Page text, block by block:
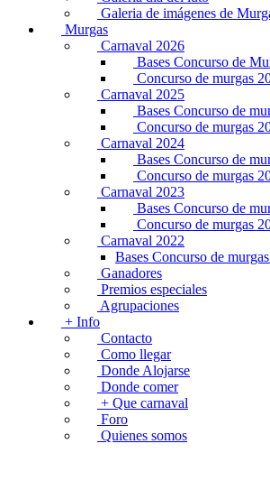
Galeria de imágenes de
Murgas
Carnaval 2026
Bases Concurso de
Concurso de murgas
Carnaval 2025
Bases Concurso de
Concurso de murgas
Carnaval 2024
Bases Concurso de
Concurso de murgas
Carnaval 2023
Bases Concurso de
Concurso de murgas
Carnaval 2022
Bases Concurso de
Ganadores
Premios especiales
Agrupaciones
+ Info
Contacto
Como llegar
Donde Alojarse
Donde comer
+ Que carnaval
Foro
Quienes somos